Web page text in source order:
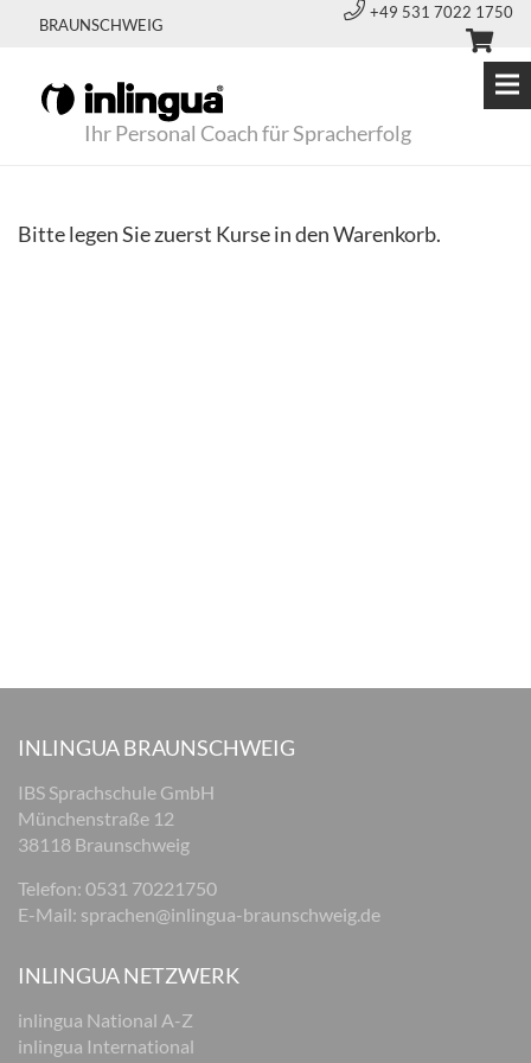
BRAUNSCHWEIG
+49 531 7022 1750
Ihr Personal Coach für Spracherfolg
Bitte legen Sie zuerst Kurse in den Warenkorb.
INLINGUA BRAUNSCHWEIG
IBS Sprachschule GmbH
Münchenstraße 12
38118 Braunschweig
Telefon: 0531 70221750
E-Mail: sprachen@inlingua-braunschweig.de
INLINGUA NETZWERK
inlingua National A-Z
inlingua International